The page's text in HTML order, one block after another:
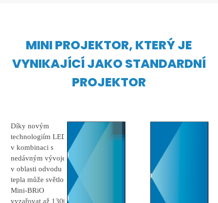
MINI PROJEKTOR, KTERÝ JE
VYNIKAJÍCÍ JAKO STANDARDNÍ
PROJEKTOR
Díky novým
technologiím LED
v kombinaci s
nedávným vývojem
v oblasti odvodu
tepla může světlo
Mini-BRiO
vyzařovat až 1300